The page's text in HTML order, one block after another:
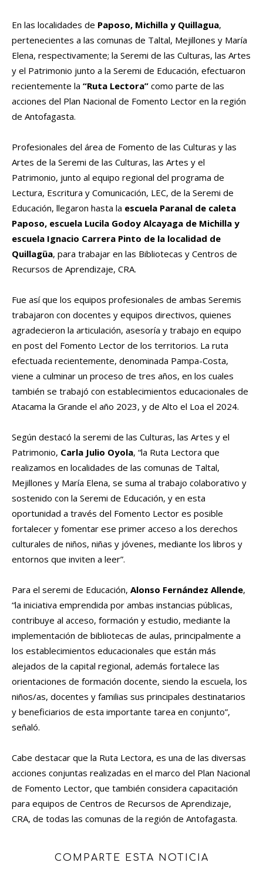
En las localidades de Paposo, Michilla y Quillagua,
pertenecientes a las comunas de Taltal, Mejillones y María
Elena, respectivamente; la Seremi de las Culturas, las Artes
y el Patrimonio junto a la Seremi de Educación, efectuaron
recientemente la “Ruta Lectora” como parte de las
acciones del Plan Nacional de Fomento Lector en la región
de Antofagasta.
Profesionales del área de Fomento de las Culturas y las
Artes de la Seremi de las Culturas, las Artes y el
Patrimonio, junto al equipo regional del programa de
Lectura, Escritura y Comunicación, LEC, de la Seremi de
Educación, llegaron hasta la escuela Paranal de caleta
Paposo, escuela Lucila Godoy Alcayaga de Michilla y
escuela Ignacio Carrera Pinto de la localidad de
Quillagüa, para trabajar en las Bibliotecas y Centros de
Recursos de Aprendizaje, CRA.
Fue así que los equipos profesionales de ambas Seremis
trabajaron con docentes y equipos directivos, quienes
agradecieron la articulación, asesoría y trabajo en equipo
en post del Fomento Lector de los territorios. La ruta
efectuada recientemente, denominada Pampa-Costa,
viene a culminar un proceso de tres años, en los cuales
también se trabajó con establecimientos educacionales de
Atacama la Grande el año 2023, y de Alto el Loa el 2024.
Según destacó la seremi de las Culturas, las Artes y el
Patrimonio, Carla Julio Oyola, “la Ruta Lectora que
realizamos en localidades de las comunas de Taltal,
Mejillones y María Elena, se suma al trabajo colaborativo y
sostenido con la Seremi de Educación, y en esta
oportunidad a través del Fomento Lector es posible
fortalecer y fomentar ese primer acceso a los derechos
culturales de niños, niñas y jóvenes, mediante los libros y
entornos que inviten a leer”.
Para el seremi de Educación, Alonso Fernández Allende,
“la iniciativa emprendida por ambas instancias públicas,
contribuye al acceso, formación y estudio, mediante la
implementación de bibliotecas de aulas, principalmente a
los establecimientos educacionales que están más
alejados de la capital regional, además fortalece las
orientaciones de formación docente, siendo la escuela, los
niños/as, docentes y familias sus principales destinatarios
y beneficiarios de esta importante tarea en conjunto”,
señaló.
Cabe destacar que la Ruta Lectora, es una de las diversas
acciones conjuntas realizadas en el marco del Plan Nacional
de Fomento Lector, que también considera capacitación
para equipos de Centros de Recursos de Aprendizaje,
CRA, de todas las comunas de la región de Antofagasta.
COMPARTE ESTA NOTICIA